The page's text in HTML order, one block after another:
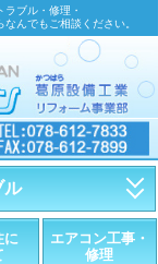
ブル・修理・
んでもご相談ください。
ル
に
エアコン工事・
修理